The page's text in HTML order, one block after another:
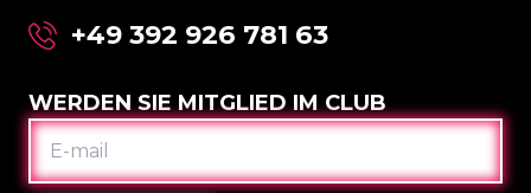
+49 392 926 781 63
WERDEN SIE MITGLIED IM CLUB
E-
MAIL